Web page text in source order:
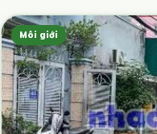
Môi giới